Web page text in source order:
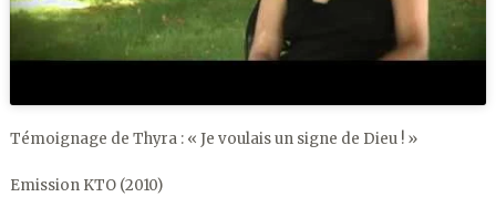
Témoignage de Thyra : « Je voulais un signe de Dieu ! »
Emission KTO (2010)